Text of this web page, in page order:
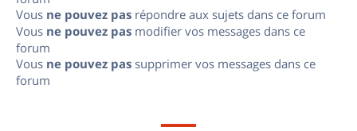
Vous ne pouvez pas répondre aux sujets dans ce forum
Vous ne pouvez pas modifier vos messages dans ce
forum
Vous ne pouvez pas supprimer vos messages dans ce
forum